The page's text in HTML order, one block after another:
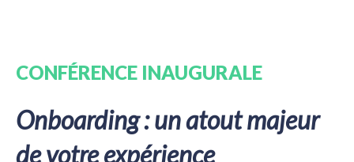
CONFÉRENCE INAUGURALE
Onboarding : un atout majeur
de votre expérience